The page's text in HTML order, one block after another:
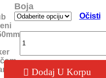
Boja
Očisti
Dodaj U Korpu